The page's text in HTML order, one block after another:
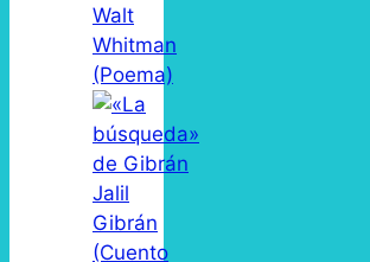
Walt
Whitman
(Poema)